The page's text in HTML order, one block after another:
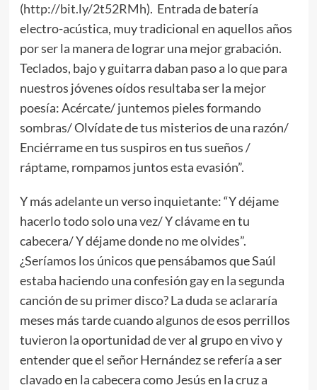
(http://bit.ly/2t52RMh). Entrada de batería
electro-acústica, muy tradicional en aquellos años
por ser la manera de lograr una mejor grabación.
Teclados, bajo y guitarra daban paso a lo que para
nuestros jóvenes oídos resultaba ser la mejor
poesía: Acércate/ juntemos pieles formando
sombras/ Olvídate de tus misterios de una razón/
Enciérrame en tus suspiros en tus sueños /
ráptame, rompamos juntos esta evasión”.
Y más adelante un verso inquietante: “Y déjame
hacerlo todo solo una vez/ Y clávame en tu
cabecera/ Y déjame donde no me olvides”.
¿Seríamos los únicos que pensábamos que Saúl
estaba haciendo una confesión gay en la segunda
canción de su primer disco? La duda se aclararía
meses más tarde cuando algunos de esos perrillos
tuvieron la oportunidad de ver al grupo en vivo y
entender que el señor Hernández se refería a ser
clavado en la cabecera como Jesús en la cruz a